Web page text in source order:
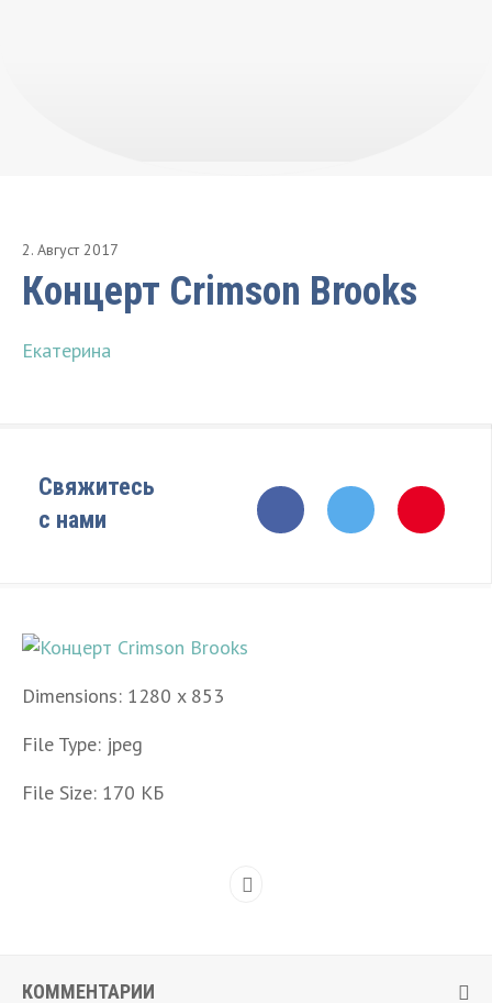
2. Август2017
Концерт Crimson Brooks
Екатерина
Свяжитесь
с нами
Dimensions: 1280 x 853
File Type: jpeg
File Size: 170 КБ
КОММЕНТАРИИ